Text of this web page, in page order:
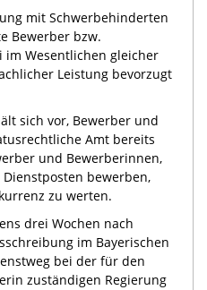
mit Schwerbehinderten
Bewerber bzw.
Wesentlichen gleicher
Leistung bevorzugt
sich vor, Bewerber und
Amt bereits
und Bewerberinnen,
bewerben,
zu werten.
drei Wochen nach
im Bayerischen
bei der für den
zuständigen Regierung